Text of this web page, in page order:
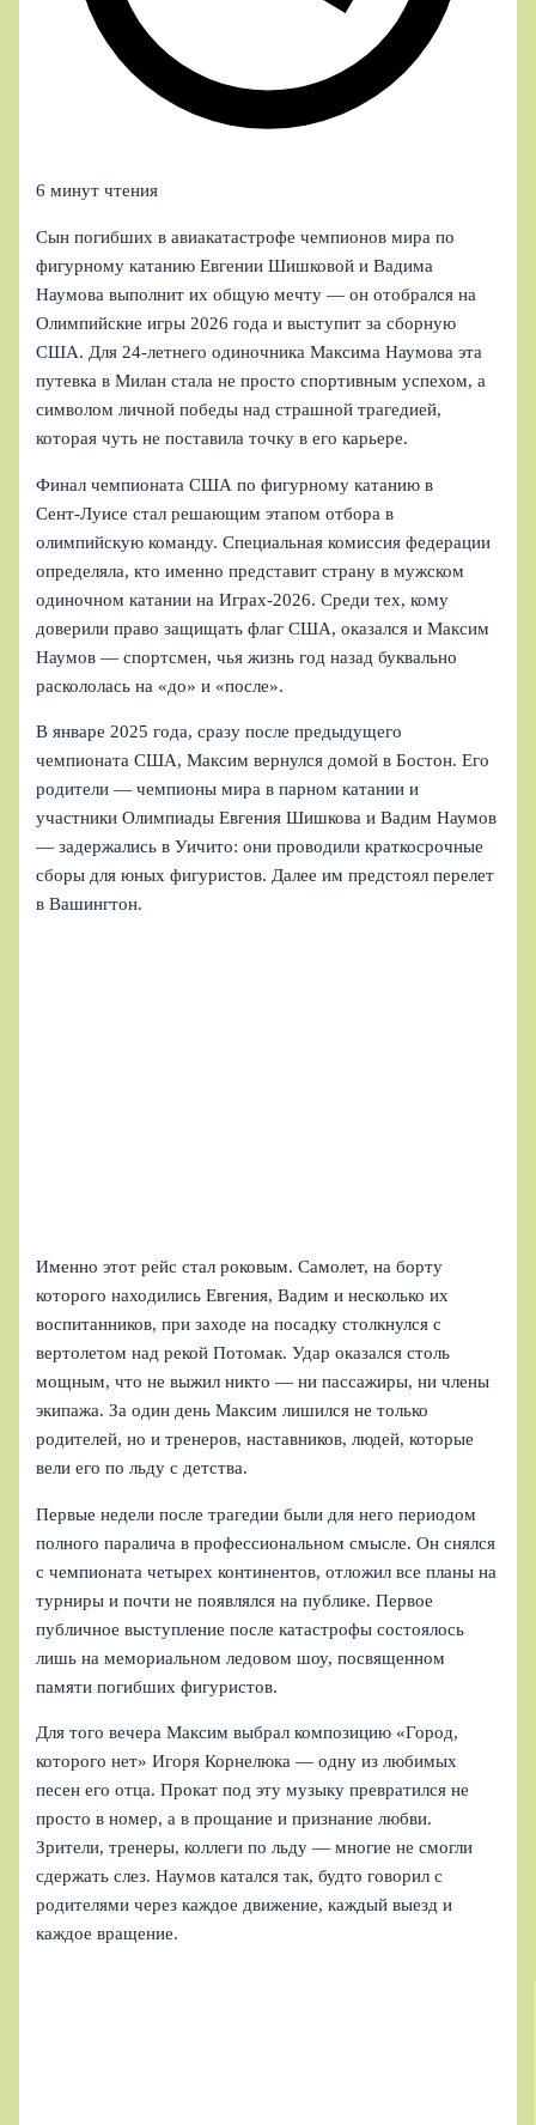
6 минут чтения
Сын погибших в авиакатастрофе чемпионов мира по
фигурному катанию Евгении Шишковой и Вадима
Наумова выполнит их общую мечту — он отобрался на
Олимпийские игры 2026 года и выступит за сборную
США. Для 24‑летнего одиночника Максима Наумова эта
путевка в Милан стала не просто спортивным успехом, а
символом личной победы над страшной трагедией,
которая чуть не поставила точку в его карьере.
Финал чемпионата США по фигурному катанию в
Сент‑Луисе стал решающим этапом отбора в
олимпийскую команду. Специальная комиссия федерации
определяла, кто именно представит страну в мужском
одиночном катании на Играх‑2026. Среди тех, кому
доверили право защищать флаг США, оказался и Максим
Наумов — спортсмен, чья жизнь год назад буквально
раскололась на «до» и «после».
В январе 2025 года, сразу после предыдущего
чемпионата США, Максим вернулся домой в Бостон. Его
родители — чемпионы мира в парном катании и
участники Олимпиады Евгения Шишкова и Вадим Наумов
— задержались в Уичито: они проводили краткосрочные
сборы для юных фигуристов. Далее им предстоял перелет
в Вашингтон.
Именно этот рейс стал роковым. Самолет, на борту
которого находились Евгения, Вадим и несколько их
воспитанников, при заходе на посадку столкнулся с
вертолетом над рекой Потомак. Удар оказался столь
мощным, что не выжил никто — ни пассажиры, ни члены
экипажа. За один день Максим лишился не только
родителей, но и тренеров, наставников, людей, которые
вели его по льду с детства.
Первые недели после трагедии были для него периодом
полного паралича в профессиональном смысле. Он снялся
с чемпионата четырех континентов, отложил все планы на
турниры и почти не появлялся на публике. Первое
публичное выступление после катастрофы состоялось
лишь на мемориальном ледовом шоу, посвященном
памяти погибших фигуристов.
Для того вечера Максим выбрал композицию «Город,
которого нет» Игоря Корнелюка — одну из любимых
песен его отца. Прокат под эту музыку превратился не
просто в номер, а в прощание и признание любви.
Зрители, тренеры, коллеги по льду — многие не смогли
сдержать слез. Наумов катался так, будто говорил с
родителями через каждое движение, каждый выезд и
каждое вращение.